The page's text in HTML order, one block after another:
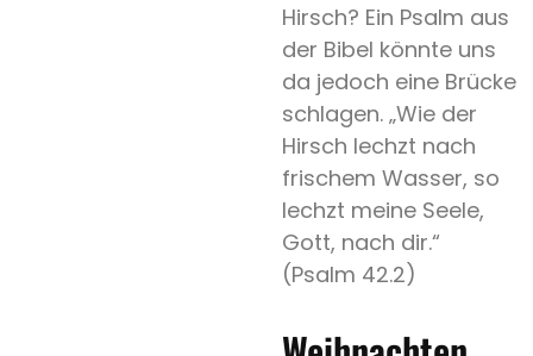
Hochzeit
the
Hirsch? Ein Psalm aus
der Bibel könnte uns
da jedoch eine Brücke
schlagen. „Wie der
Hirsch lechzt nach
frischem Wasser, so
lechzt meine Seele,
Gott, nach dir.“
(Psalm 42.2)